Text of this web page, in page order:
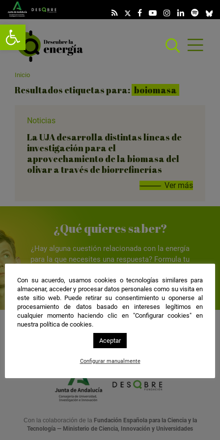
Abrir barra de herramientas
Abrir
menú
Inicio
Resultados etiquetas para: boiomasa
Noticias
La UJA desarrolla distintas líneas de
investigación para el
aprovechamiento de la biomasa del
olivar a través de biorrefinerías
Ver más
¿Qué quieres saber?
¿Hay alguna cuestión relacionada con la energía
para la que necesites una respuesta? Formula tu
formula tu pregunta
Con la colaboración de la Fundación Española para la Ciencia y la
Tecnología — Ministerio de Ciencia, Innovación y Universidades
Con su acuerdo, usamos cookies o tecnologías similares para
almacenar, acceder y procesar datos personales como su visita en
este sitio web. Puede retirar su consentimiento u oponerse al
procesamiento de datos basado en intereses legítimos en
cualquier momento haciendo clic en "Configurar cookies" en
nuestra política de cookies.
Aceptar
Configurar manualmente